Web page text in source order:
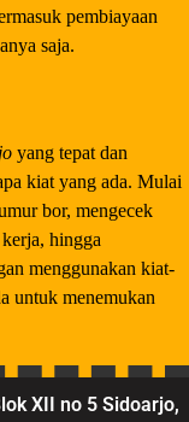
pembiayaan
saja.
yang tepat dan
kiat yang ada. Mulai
bor, mengecek
hingga
menggunakan kiat-
untuk menemukan
XII no 5 Sidoarjo,